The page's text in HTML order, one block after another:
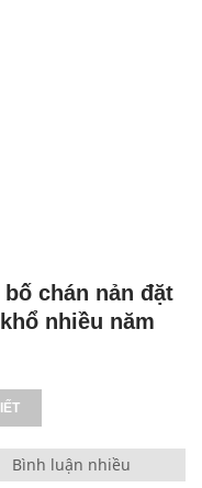
chán nản đặt
nhiều năm
Bình luận nhiều